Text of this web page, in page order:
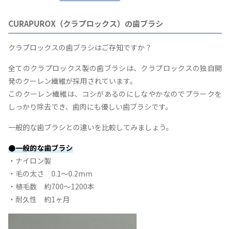
CURAPUROX（クラプロックス）の歯ブラシ
クラプロックスの歯ブラシはご存知ですか？
全てのクラプロックス製の歯ブラシは、クラプロックスの独自開
発のクーレン繊維が採用されています。
このクーレン繊維は、コシがあるのにしなやかなのでプラークを
しっかり除去でき、歯肉にも優しい歯ブラシです。
一般的な歯ブラシとの違いを比較してみましょう。
●一般的な歯ブラシ
・ナイロン製
・毛の太さ 0.1〜0.2mm
・植毛数 約700〜1200本
・耐久性 約1ヶ月